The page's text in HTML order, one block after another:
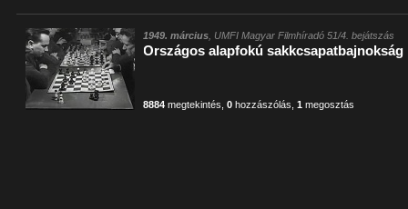
1949. március , UMFI Magyar Filmhíradó 51/4. bejátszás
Országos alapfokú sakkcsapatbajnokság
8884 megtekintés ,0 hozzászólás ,1 megosztás